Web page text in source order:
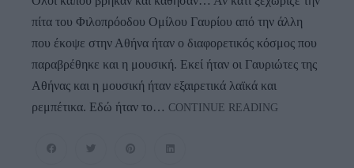
πίτα του Φιλοπρόοδου Ομίλου Γαυρίου από την άλλη
που έκοψε στην Αθήνα ήταν ο διαφορετικός κόσμος που
παραβρέθηκε και η μουσική. Εκεί ήταν οι Γαυριώτες της
Αθήνας και η μουσική ήταν εξαιρετικά λαϊκά και
ρεμπέτικα. Εδώ ήταν το… CONTINUE READING